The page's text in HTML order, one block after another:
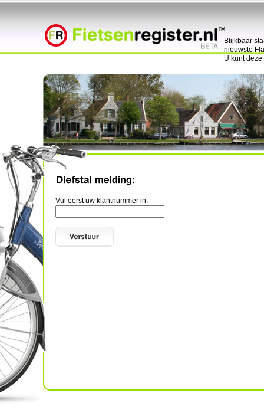
Blijkbaar
nieuwste
U kunt
Vul eerst uw klantnummer in: